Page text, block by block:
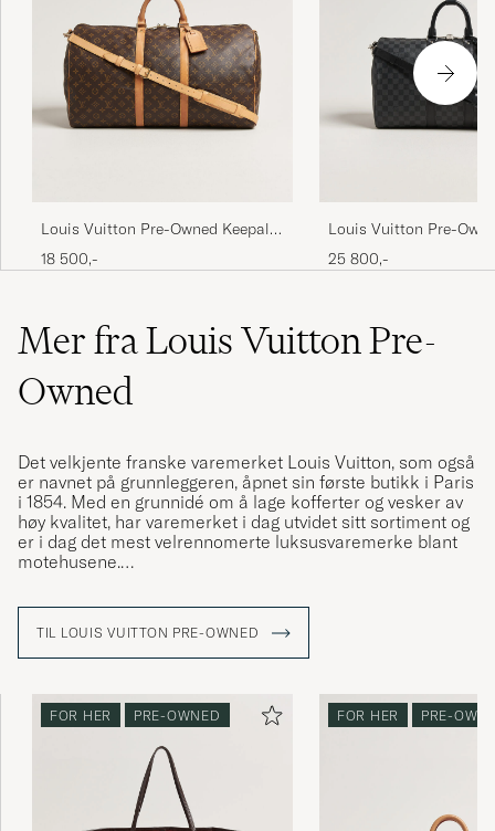
Louis Vuitton Pre-Owned Keepall
Bandouliére 55 Monogram
18 500,-
Louis Vuitton Pre-
45 Bandouliére Damier
25 800,-
Mer fra Louis Vuitton Pre-
Owned
Det velkjente franske varemerket Louis Vuitton, som også
er navnet på grunnleggeren, åpnet sin første butikk i Paris
i 1854. Med en grunnidé om å lage kofferter og vesker av
høy kvalitet, har varemerket i dag utvidet sitt sortiment og
er i dag det mest velrennomerte luksusvaremerke blant
motehusene.
I løpet av årene har Louis Vuitton levert mange ikoniske
weekendbagen "Keepall" er en av dem. Denne er laget i
en mengde forskjellige design og fremfor alt i deres
gjenkjennelsesfaktor.
TIL LOUIS VUITTON PRE-OWNED
FOR HER PRE-OWNED FOR HER PRE-